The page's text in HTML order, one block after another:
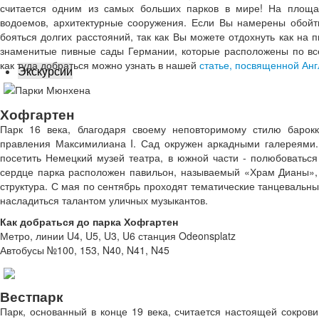
Экскурсии
считается одним из самых больших парков в мире! На
водоемов, архитектурные сооружения. Если Вы намерены
бояться долгих расстояний, так как Вы можете отдохнуть как на
знаменитые пивные сады Германии, которые расположены по
как туда добраться можно узнать в нашей статье, посвященной
Хофгартен
Парк 16 века, благодаря своему неповторимому стилю
правления Максимилиана I. Сад окружен аркадными
посетить Немецкий музей театра, в южной части -
сердце парка расположен павильон, называемый «Храм
структура. С мая по сентябрь проходят тематические
насладиться талантом уличных музыкантов.
Как добраться до парка Хофгартен
Метро, линии U4, U5, U3, U6 станция Odeonsplatz
Автобусы №100, 153, N40, N41, N45
Вестпарк
Парк, основанный в конце 19 века, считается настоящей